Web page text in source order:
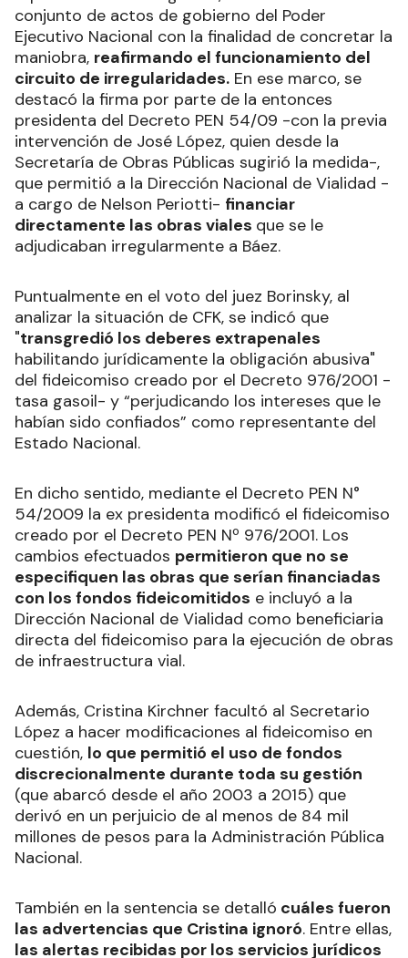
conjunto de actos de gobierno del Poder
Ejecutivo Nacional con la finalidad de concretar la
maniobra, reafirmando el funcionamiento del
circuito de irregularidades. En ese marco, se
destacó la firma por parte de la entonces
presidenta del Decreto PEN 54/09 -con la previa
intervención de José López, quien desde la
Secretaría de Obras Públicas sugirió la medida-,
que permitió a la Dirección Nacional de Vialidad -
a cargo de Nelson Periotti- financiar
directamente las obras viales que se le
adjudicaban irregularmente a Báez.
Puntualmente en el voto del juez Borinsky, al
analizar la situación de CFK, se indicó que
"transgredió los deberes extrapenales
habilitando jurídicamente la obligación abusiva"
del fideicomiso creado por el Decreto 976/2001 -
tasa gasoil- y “perjudicando los intereses que le
habían sido confiados” como representante del
Estado Nacional.
En dicho sentido, mediante el Decreto PEN N°
54/2009 la ex presidenta modificó el fideicomiso
creado por el Decreto PEN Nº 976/2001. Los
cambios efectuados permitieron que no se
especifiquen las obras que serían financiadas
con los fondos fideicomitidos e incluyó a la
Dirección Nacional de Vialidad como beneficiaria
directa del fideicomiso para la ejecución de obras
de infraestructura vial.
Además, Cristina Kirchner facultó al Secretario
López a hacer modificaciones al fideicomiso en
cuestión, lo que permitió el uso de fondos
discrecionalmente durante toda su gestión
(que abarcó desde el año 2003 a 2015) que
derivó en un perjuicio de al menos de 84 mil
millones de pesos para la Administración Pública
Nacional.
También en la sentencia se detalló cuáles fueron
las advertencias que Cristina ignoró. Entre ellas,
las alertas recibidas por los servicios jurídicos